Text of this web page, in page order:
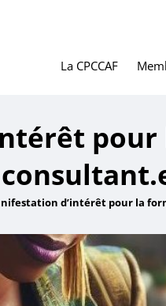
La CPCCAF
d’intérêt pour la